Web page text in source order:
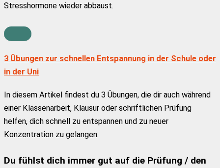
Stresshormone wieder abbaust.
3 Übungen zur schnellen Entspannung in der Schule oder
in der Uni
In diesem Artikel findest du 3 Übungen, die dir auch während
einer Klassenarbeit, Klausur oder schriftlichen Prüfung
helfen, dich schnell zu entspannen und zu neuer
Konzentration zu gelangen.
Du fühlst dich immer gut auf die Prüfung / den